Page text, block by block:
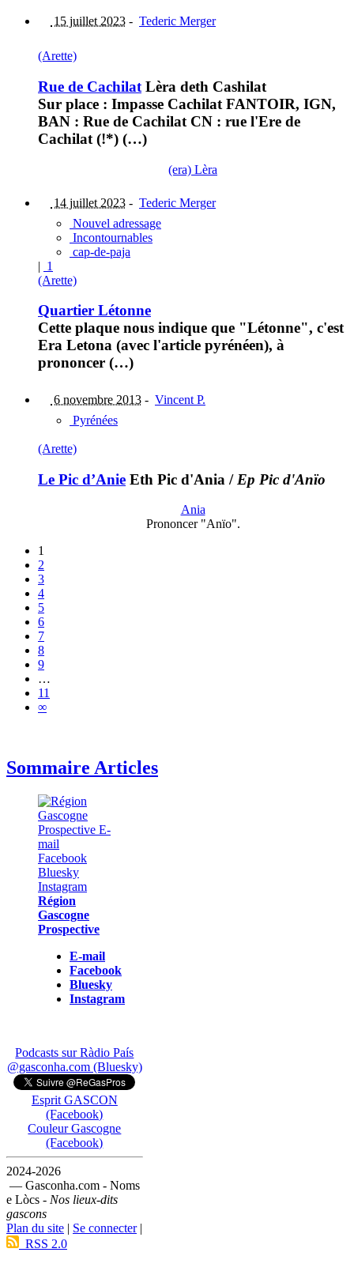
15 juillet 2023 - Tederic Merger
(Arette)
Rue de Cachilat Lèra deth Cashilat
Sur place : Impasse Cachilat FANTOIR, IGN,
BAN : Rue de Cachilat CN : rue l'Ere de
Cachilat (!*) (…)
(era) Lèra
14 juillet 2023 - Tederic Merger
Nouvel adressage
Incontournables
cap-de-paja
| 1
(Arette)
Quartier Létonne
Cette plaque nous indique que "Létonne", c'est
Era Letona (avec l'article pyrénéen), à
prononcer (…)
6 novembre 2013 - Vincent P.
Pyrénées
(Arette)
Le Pic d’Anie Eth Pic d'Ania / Ep Pic d'Anïo
Ania
Prononcer "Anïo".
1
2
3
4
5
6
7
8
9
…
11
∞
Sommaire Articles
Région
Gascogne
Prospective
E-mail
Facebook
Bluesky
Instagram
Podcasts sur Ràdio País
@gasconha.com (Bluesky)
Esprit GASCON
(Facebook)
Couleur Gascogne
(Facebook)
2024-2026
— Gasconha.com - Noms
e Lòcs - Nos lieux-dits
gascons
Plan du site | Se connecter|
RSS 2.0